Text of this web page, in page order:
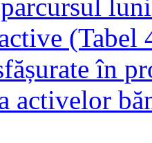
(Tabel
în
activelor